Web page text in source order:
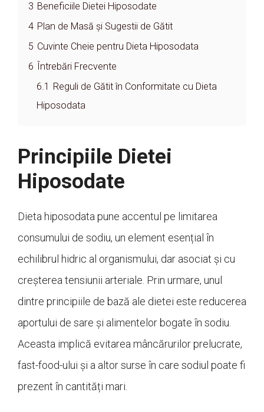
3 Beneficiile Dietei Hiposodate
4 Plan de Masă și Sugestii de Gătit
5 Cuvinte Cheie pentru Dieta Hiposodata
6
Întrebări Frecvente
6.1
Reguli de Gătit în Conformitate cu Dieta
Hiposodata
Principiile Dietei
Hiposodate
Dieta hiposodata pune accentul pe limitarea
consumului de sodiu, un element esențial în
echilibrul hidric al organismului, dar asociat și cu
creșterea tensiunii arteriale. Prin urmare, unul
dintre principiile de bază ale dietei este reducerea
aportului de sare și alimentelor bogate în sodiu.
Aceasta implică evitarea mâncărurilor prelucrate,
fast-food-ului și a altor surse în care sodiul poate fi
prezent în cantități mari.